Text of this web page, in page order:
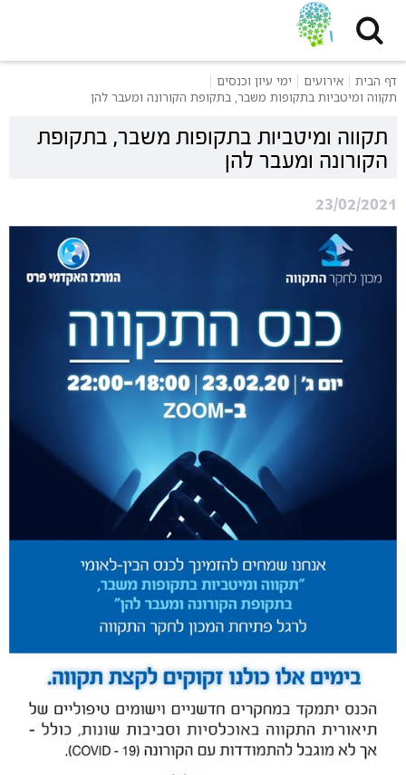
דף הבית אירועים
ימי עיון וכנסים
תקווה ומיטביות בתקופות משבר, בתקופת הקורונה ומעבר להן
תקווה ומיטביות בתקופות משבר, בתקופת
הקורונה ומעבר להן
23/02/2021